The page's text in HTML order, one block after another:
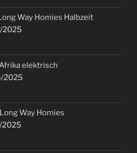
Way Homies Halbzeit
2025
elektrisch
2025
Way Homies
2025